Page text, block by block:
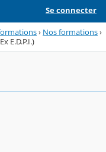
Se connecter
› Nos formations›
E.D.P.I.)